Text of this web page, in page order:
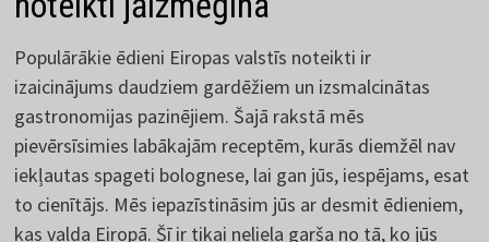
Populārākie ēdieni Eiropas valstīs noteikti ir
izaicinājums daudziem gardēžiem un izsmalcinātas
gastronomijas pazinējiem. Šajā rakstā mēs
pievērsīsimies labākajām receptēm, kurās diemžēl nav
iekļautas spageti bolognese, lai gan jūs, iespējams, esat
to cienītājs. Mēs iepazīstināsim jūs ar desmit ēdieniem,
kas valda Eiropā. Šī ir tikai neliela garša no tā, ko jūs